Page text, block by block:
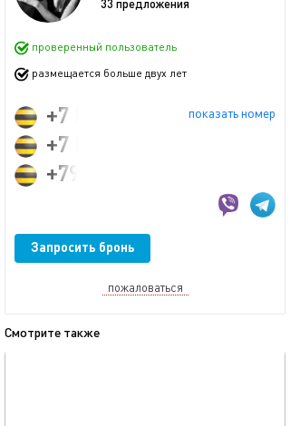
33 предложения
проверенный пользователь
размещается больше двух лет
показать номер
+7 (995) 332-63-64
+7 (950) 326-36-36
+79953326364
Запросить бронь
пожаловаться
Смотрите также